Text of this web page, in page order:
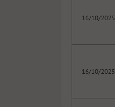
16/10/2025
16/10/2025